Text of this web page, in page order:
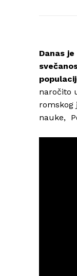
Danas
naročito
romskog
nauke,